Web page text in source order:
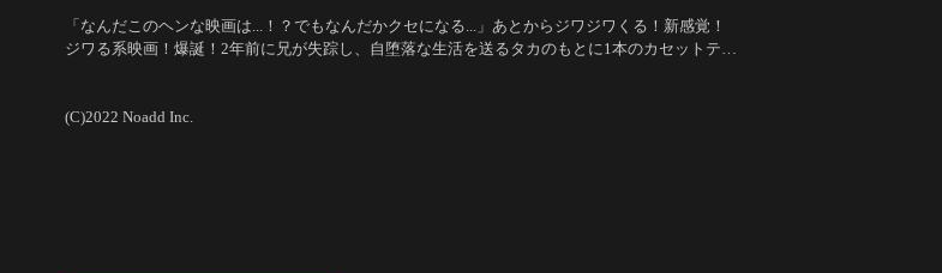
「なんだこのヘンな映画は...！？でもなんだかクセになる...」あとからジワジワくる！新感覚！
ジワる系映画！爆誕！2年前に兄が失踪し、自堕落な生活を送るタカのもとに1本のカセットテー
(C)2022 Noadd Inc.